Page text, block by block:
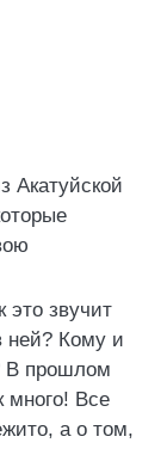
Акатуйской
это звучит
ней? Кому и
В прошлом
много! Все
а о том,